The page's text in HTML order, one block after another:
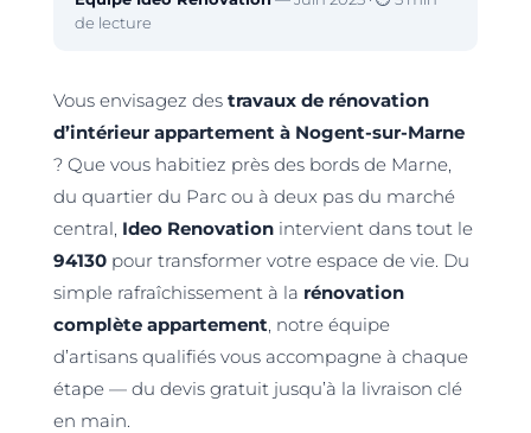
de lecture
Vous envisagez des travaux de rénovation
d’intérieur appartement à Nogent-sur-Marne
? Que vous habitiez près des bords de Marne,
du quartier du Parc ou à deux pas du marché
central, Ideo Renovationintervient dans tout le
94130pour transformer votre espace de vie. Du
simple rafraîchissement à la rénovation
complète appartement, notre équipe
d’artisans qualifiés vous accompagne à chaque
étape — du devis gratuit jusqu’à la livraison clé
en main.